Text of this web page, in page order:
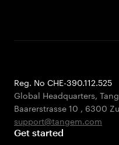
Reg. No CHE-390.112.525
Global Headquarters,
Baarerstrasse 10 , 6300
support@tangem.com
Get started